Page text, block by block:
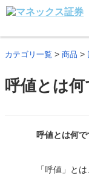
カテゴリ一覧 > 商品 >
呼値とは何
呼値とは何で
「呼値」と